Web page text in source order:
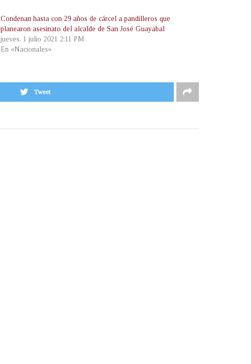
Condenan hasta con 29 años de cárcel a pandilleros que
planearon asesinato del alcalde de San José Guayabal
jueves, 1 julio 2021 2:11 PM
En «Nacionales»
Tweet